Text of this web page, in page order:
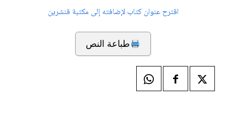
اقترح عنوان كتاب لإضافته إلى مكتبة قنشرين
طباعة النص